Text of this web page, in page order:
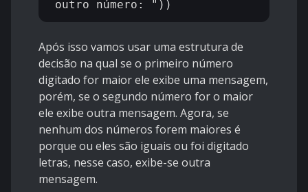
Após isso vamos usar uma estrutura de
decisão na qual se o primeiro número
digitado for maior ele exibe uma mensagem,
porém, se o segundo número for o maior
ele exibe outra mensagem. Agora, se
nenhum dos números forem maiores é
porque ou eles são iguais ou foi digitado
letras, nesse caso, exibe-se outra
mensagem.